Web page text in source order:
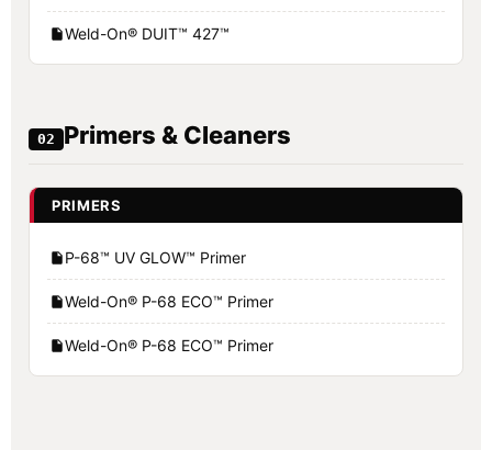
Weld-On® DUIT™ 427™
02 Primers & Cleaners
PRIMERS
P-68™ UV GLOW™ Primer
Weld-On® P-68 ECO™ Primer
Weld-On® P-68 ECO™ Primer